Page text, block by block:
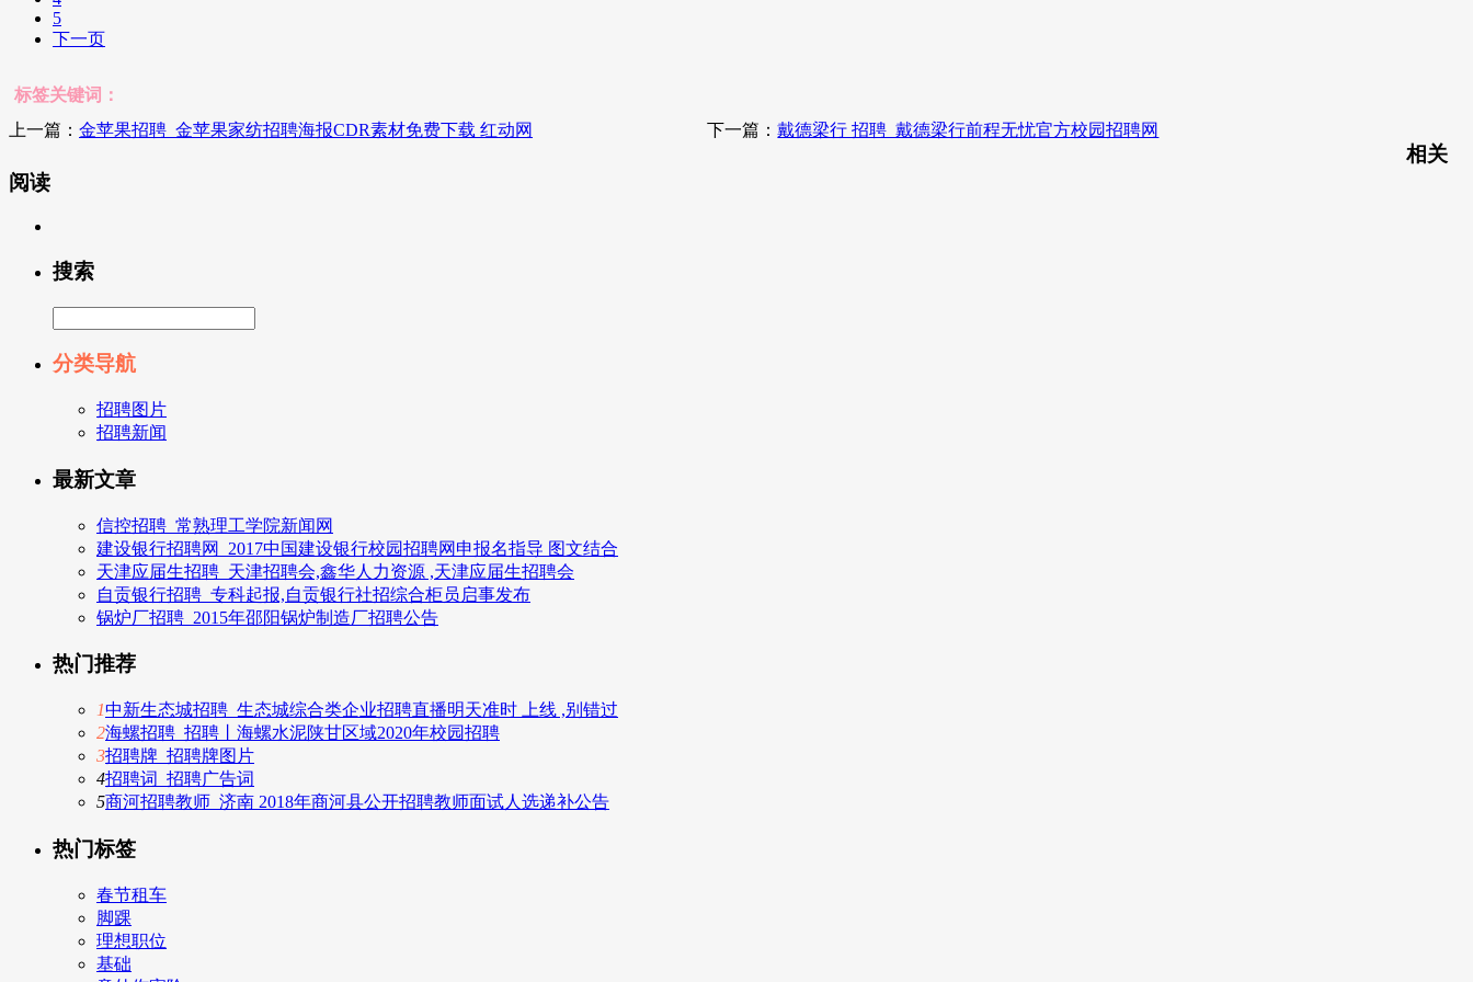
5
下一页
标签关键词：
上一篇： 金苹果招聘_金苹果家纺招聘海报CDR素材免费下载 红动网 下一篇：戴德梁行 招聘_戴德梁行前程无忧官方校园招聘网
相关
阅读
搜索
分类导航
招聘图片
招聘新闻
最新文章
信控招聘_常熟理工学院新闻网
建设银行招聘网_2017中国建设银行校园招聘网申报名指导 图文结合
天津应届生招聘_天津招聘会,鑫华人力资源 ,天津应届生招聘会
自贡银行招聘_专科起报,自贡银行社招综合柜员启事发布
锅炉厂招聘_2015年邵阳锅炉制造厂招聘公告
热门推荐
1中新生态城招聘_生态城综合类企业招聘直播明天准时 上线 ,别错过
2海螺招聘_招聘丨海螺水泥陕甘区域2020年校园招聘
3招聘牌_招聘牌图片
4招聘词_招聘广告词
5商河招聘教师_济南 2018年商河县公开招聘教师面试人选递补公告
热门标签
春节租车
脚踝
理想职位
基础